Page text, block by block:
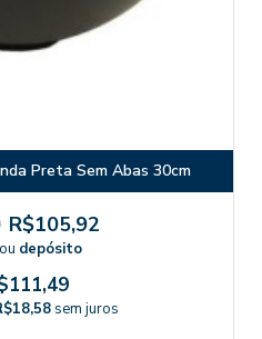
Preta Sem Abas 30cm
R$105,92
depósito
sem juros